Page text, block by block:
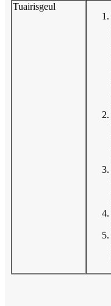
Tuairisgeul